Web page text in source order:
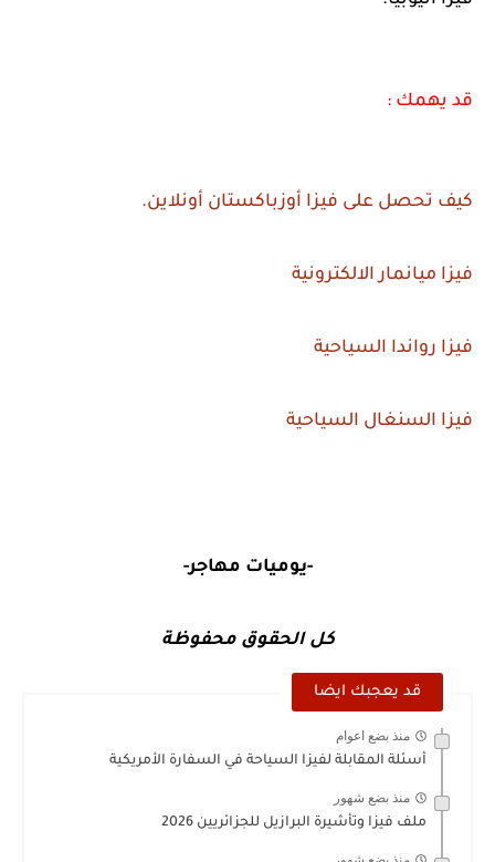
قد يهمك :
كيف تحصل على فيزا أوزباكستان أونلاين.
فيزا ميانمار الالكترونية
فيزا رواندا السياحية
فيزا السنغال السياحية
-يوميات مهاجر-
كل الحقوق محفوظة
قد يعجبك ايضا
منذ بضع اعوام
أسئلة المقابلة لفيزا السياحة في السفارة الأمريكية
منذ بضع شهور
ملف فيزا وتأشيرة البرازيل للجزائريين 2026